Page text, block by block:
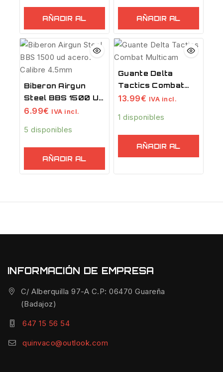
AÑADIR AL
CARRITO
AÑADIR AL
CARRITO
Biberon Airgun
Steel BBS 1500 Ud
Acero. Calibre
6.99€ IVA incl.
5 disponibles
AÑADIR AL
CARRITO
Guante Delta
Tactics Combat
Multicam
13.99€ IVA incl.
1 disponibles
AÑADIR AL
CARRITO
INFORMACIÓN DE EMPRESA
C/ Alberquilla 97-A C.P: 06470 Guareña
(Badajoz)
647 15 56 54
quinvaco@outlook.com